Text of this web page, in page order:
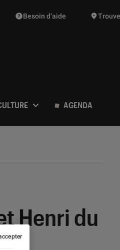
suggestions de produits vont
Besoin d’aide
AGENDA
Henri du